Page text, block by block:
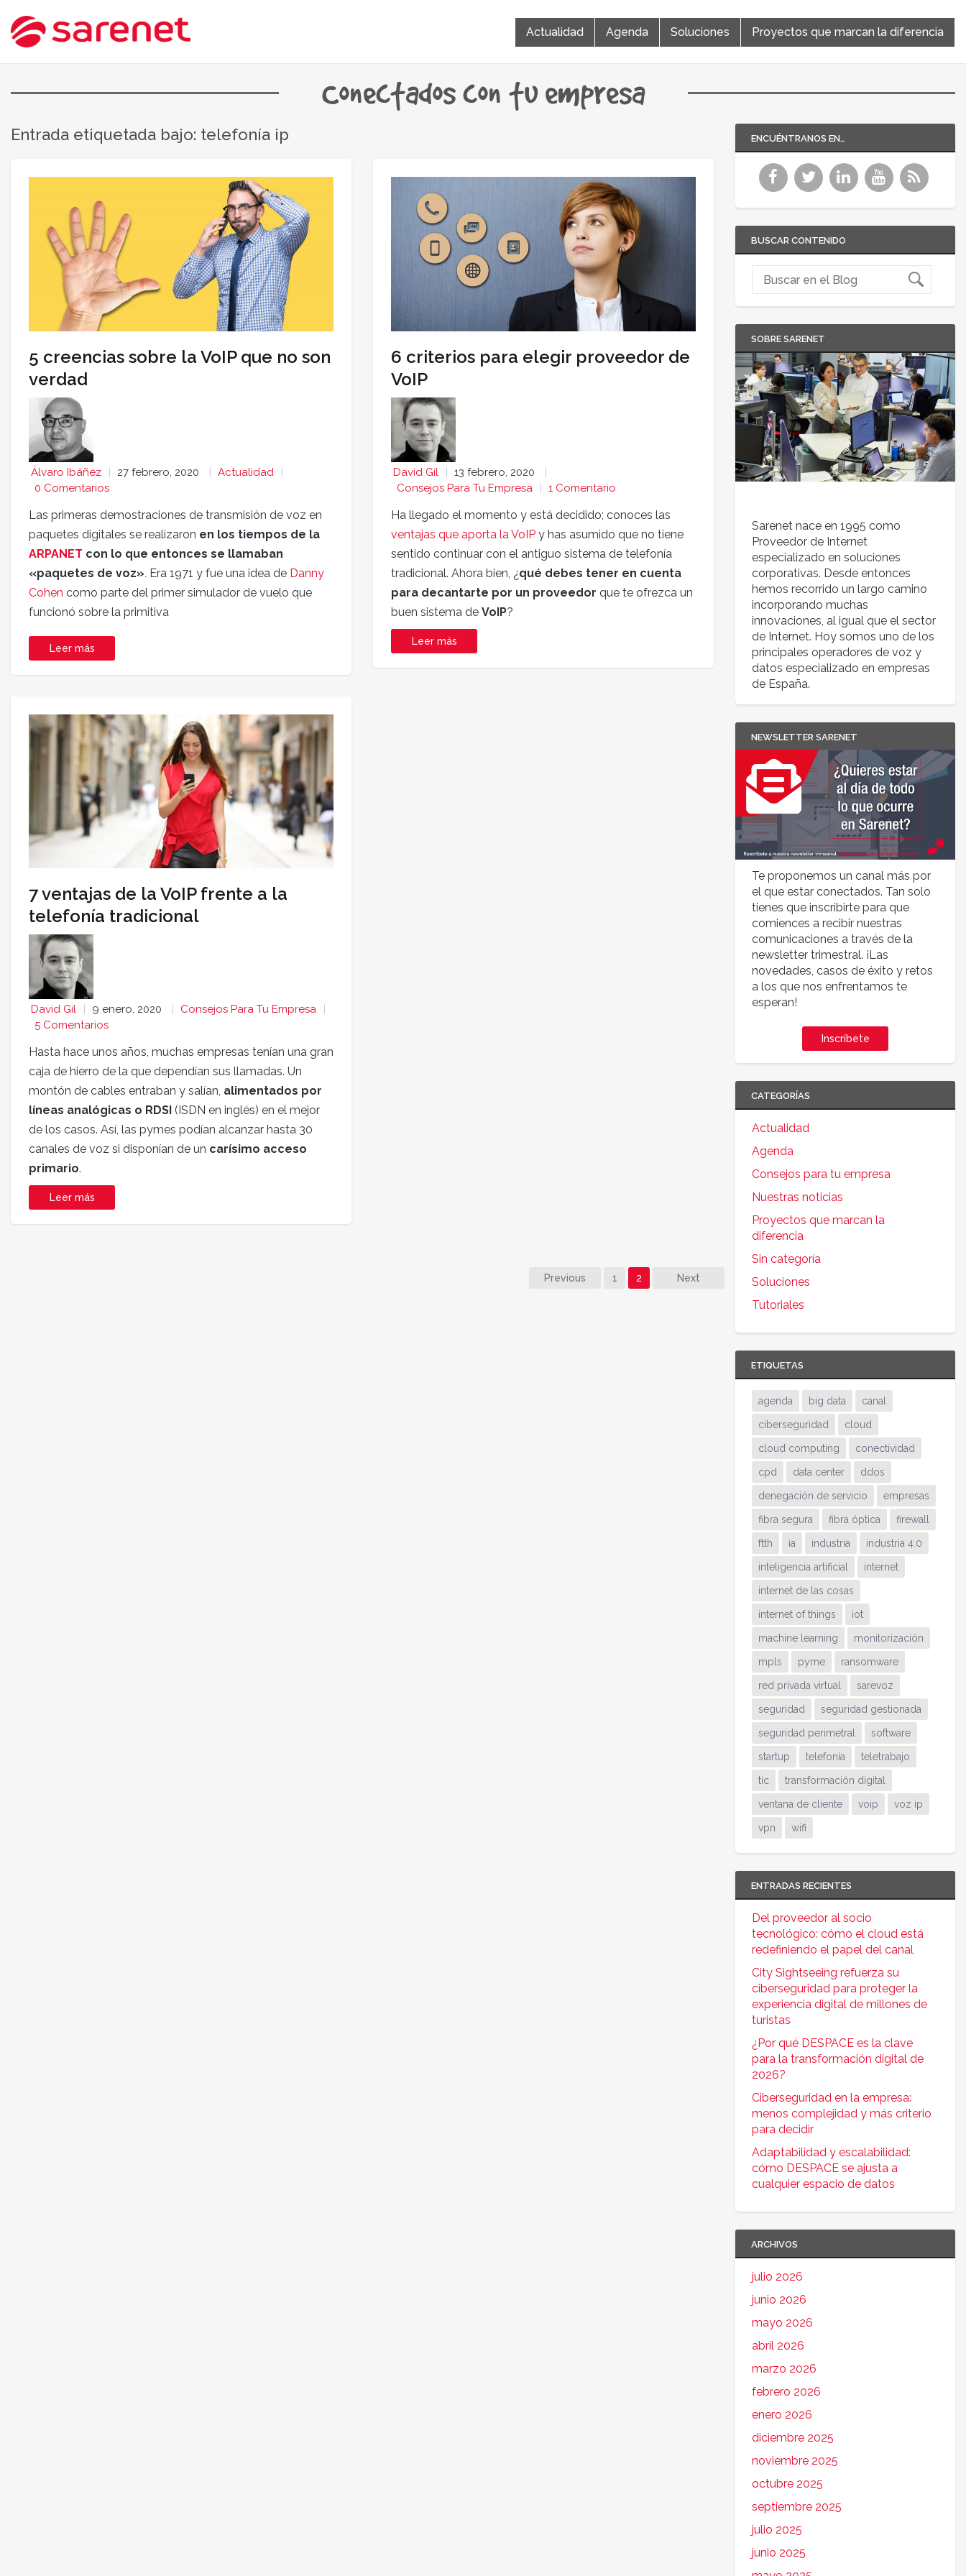
Actualidad Agenda Soluciones Proyectos que marcan la diferencia
Conectados con tu empresa
Entrada etiquetada bajo: telefonía ip
5 creencias sobre la VoIP que no son
verdad
Álvaro Ibáñez 27 febrero, 2020
Actualidad
0 Comentarios
Las primeras demostraciones de transmisión de voz en
paquetes digitales se realizaron en los tiempos de la
ARPANET con lo que entonces se llamaban
«paquetes de voz». Era 1971 y fue una idea de Danny
Cohen como parte del primer simulador de vuelo que
funcionó sobre la primitiva
Leer más
7 ventajas de la VoIP frente a la
telefonía tradicional
David Gil 9 enero, 2020
Consejos Para Tu Empresa
5 Comentarios
Hasta hace unos años, muchas empresas tenían una gran
caja de hierro de la que dependían sus llamadas. Un
montón de cables entraban y salían, alimentados por
líneas analógicas o RDSI (ISDN en inglés) en el mejor
de los casos. Así, las pymes podían alcanzar hasta 30
canales de voz si disponían de un carísimo acceso
primario.
Leer más
6 criterios para elegir proveedor de
VoIP
David Gil
13 febrero, 2020
Consejos Para Tu Empresa
1 Comentario
Ha llegado el momento y está decidido; conoces las
ventajas que aporta la VoIP y has asumido que no tiene
sentido continuar con el antiguo sistema de telefonía
tradicional. Ahora bien, ¿qué debes tener en cuenta
para decantarte por un proveedor que te ofrezca un
buen sistema de VoIP?
Leer más
Previous 1 2 Next
ENCUÉNTRANOS EN…
BUSCAR CONTENIDO
SOBRE SARENET
Sarenet nace en 1995 como
Proveedor de Internet
especializado en soluciones
corporativas. Desde entonces
hemos recorrido un largo camino
incorporando muchas
innovaciones, al igual que el sector
de Internet. Hoy somos uno de los
principales operadores de voz y
datos especializado en empresas
de España.
NEWSLETTER SARENET
Te proponemos un canal más por
el que estar conectados. Tan solo
tienes que inscribirte para que
comiences a recibir nuestras
comunicaciones a través de la
newsletter trimestral. ¡Las
novedades, casos de éxito y retos
a los que nos enfrentamos te
esperan!
Inscríbete
CATEGORÍAS
Actualidad
Agenda
Consejos para tu empresa
Nuestras noticias
Proyectos que marcan la
diferencia
Sin categoría
Soluciones
Tutoriales
ETIQUETAS
agenda big data canal
ciberseguridad cloud
cloud computing conectividad
cpd data center ddos
denegación de servicio empresas
fibra segura fibra óptica firewall
ftth ia industria industria 4.0
inteligencia artificial internet
internet de las cosas
internet of things iot
machine learning monitorización
mpls pyme ransomware
red privada virtual sarevoz
seguridad seguridad gestionada
seguridad perimetral software
startup telefonía teletrabajo
tic transformación digital
ventana de cliente voip voz ip
vpn wifi
ENTRADAS RECIENTES
Del proveedor al socio
tecnológico: cómo el cloud está
redefiniendo el papel del canal
City Sightseeing refuerza su
ciberseguridad para proteger la
experiencia digital de millones de
turistas
¿Por qué DESPACE es la clave
para la transformación digital de
2026?
Ciberseguridad en la empresa:
menos complejidad y más criterio
para decidir
Adaptabilidad y escalabilidad:
cómo DESPACE se ajusta a
cualquier espacio de datos
ARCHIVOS
julio 2026
junio 2026
mayo 2026
abril 2026
marzo 2026
febrero 2026
enero 2026
diciembre 2025
noviembre 2025
octubre 2025
septiembre 2025
julio 2025
junio 2025